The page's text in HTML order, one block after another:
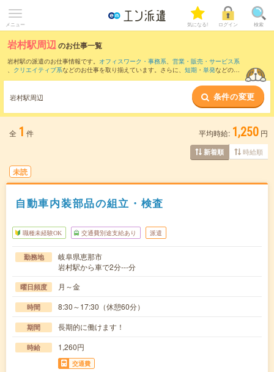
メニュー 気になる! ログイン 検索
岩村駅周辺のお仕事一覧
岩村駅の派遣のお仕事情報です。 オフィスワーク・事務系、 営業・販売・サービス系
、 クリエイティブ系などのお仕事を取り揃えています。さらに、 短期 ・ 単発などの期
また、美乃坂本駅 飯羽間駅
など近隣駅のお仕
事もご確認いただけます。
岩村駅周辺 条件の変更
全 1 件 平均時給: 1,250 円
新着順 時給順
未読
自動車内装部品の組立・検査
職種未経験OK 交通費別途支給あり 派遣
勤務地
岐阜県恵那市
岩村駅から車で2分---分
曜日頻度 月～金
時間 8:30～17:30（休憩60分）
期間 長期的に働けます！
時給 1,260円
交通費